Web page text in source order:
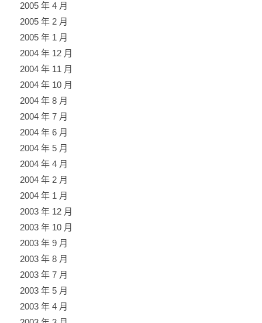
2005 年 4 月
2005 年 2 月
2005 年 1 月
2004 年 12 月
2004 年 11 月
2004 年 10 月
2004 年 8 月
2004 年 7 月
2004 年 6 月
2004 年 5 月
2004 年 4 月
2004 年 2 月
2004 年 1 月
2003 年 12 月
2003 年 10 月
2003 年 9 月
2003 年 8 月
2003 年 7 月
2003 年 5 月
2003 年 4 月